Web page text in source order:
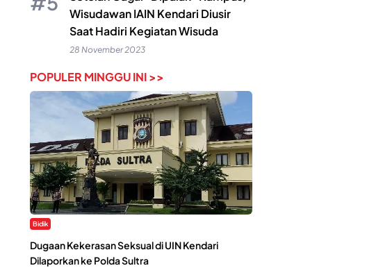
Wisudawan IAIN Kendari Diusir
Saat Hadiri Kegiatan Wisuda
28 November 2023
POPULER MINGGU INI >>
Bidik
Dugaan Kekerasan Seksual di UIN Kendari
Dilaporkan ke Polda Sultra